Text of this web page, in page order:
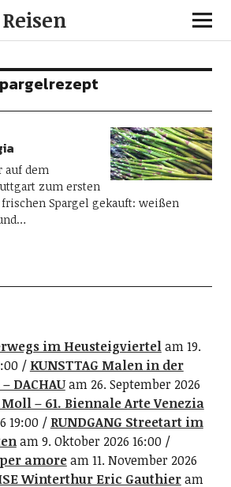
auf dem
zum ersten
Spargel gekauft: weißen
im Heusteigviertelam 19.
KUNSTTAG Malen in der
DACHAUam 26. September 2026
Moll – 61. Biennale Arte Venezia
19:00
RUNDGANG Streetart im
am 9. Oktober 2026 16:00
amoream 11. November 2026
Winterthur Eric Gauthieram